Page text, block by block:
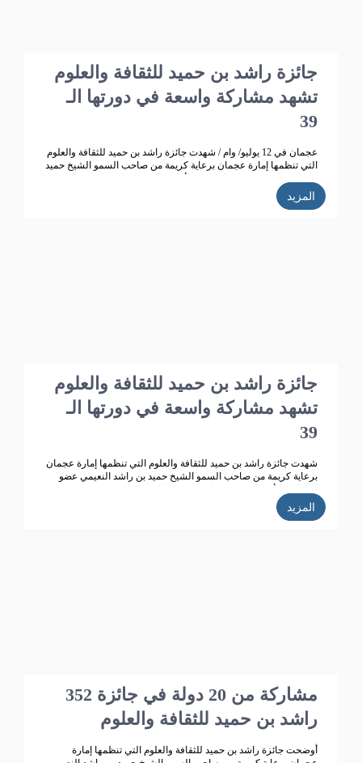
جائزة راشد بن حميد للثقافة والعلوم
تشهد مشاركة واسعة في دورتها الـ
39
عجمان في 12 يوليو/ وام / شهدت جائزة راشد بن حميد للثقافة والعلوم
التي تنظمها إمارة عجمان برعاية كريمة من صاحب السمو الشيخ حميد
فاطمة بنت زايد بن صقر آل نهيان رئيسة جمعية أم المؤمنين.. تطوراً
المزيد
جائزة راشد بن حميد للثقافة والعلوم
تشهد مشاركة واسعة في دورتها الـ
39
شهدت جائزة راشد بن حميد للثقافة والعلوم التي تنظمها إمارة عجمان
برعاية كريمة من صاحب السمو الشيخ حميد بن راشد النعيمي عضو
صقر آل نهيان رئيسة جمعية أم المؤمنين.. تطوراً كبيراً وانتشاراً واسعاً
المزيد
352 مشاركة من 20 دولة في جائزة
راشد بن حميد للثقافة والعلوم
أوضحت جائزة راشد بن حميد للثقافة والعلوم التي تنظمها إمارة